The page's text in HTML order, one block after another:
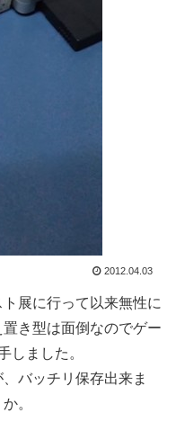
2012.04.03
展に行って以来無性に
き型は面倒なのでゲー
しました。
バッチリ保存出来ま
。